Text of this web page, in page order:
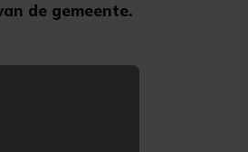
de gemeente.